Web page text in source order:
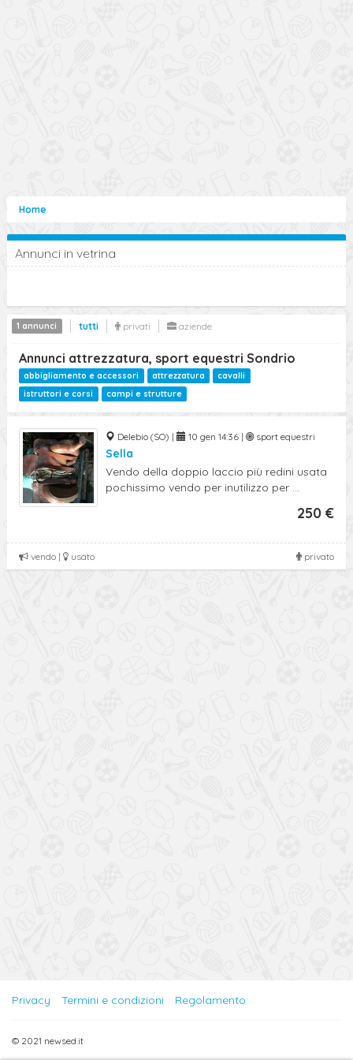
Home
Annunci in vetrina
tutti privati aziende
1 annunci
Annunci attrezzatura, sport equestri Sondrio
abbigliamento e accessori attrezzatura
cavalli
istruttori e corsi
campi e strutture
Delebio (SO) | 10 gen 14:36 | sport equestri
Sella
Vendo della doppio laccio più redini usata
pochissimo vendo per inutilizzo per ...
250 €
privato
vendo | usato
Privacy Termini e condizioni Regolamento
© 2021 newsed.it